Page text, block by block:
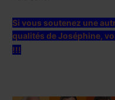
Si vous soutenez une
qualités de Joséphine,
!!!